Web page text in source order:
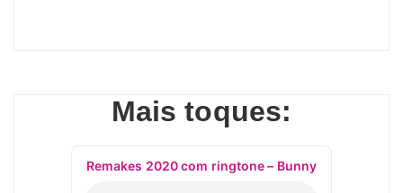
Mais toques:
Remakes 2020 com ringtone – Bunny